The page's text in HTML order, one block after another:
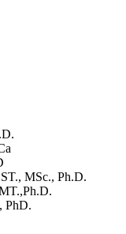
Ca
ST., MSc., Ph.D.
MT.,Ph.D.
PhD.